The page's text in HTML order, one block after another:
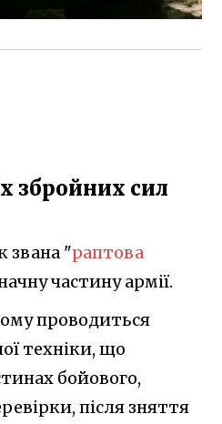
збройних сил
звана "раптова
частину армії.
проводиться
техніки, що
бойового,
після зняття